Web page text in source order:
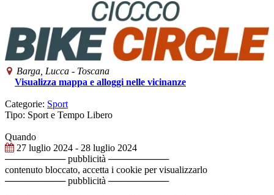
Barga , Lucca - Toscana
Visualizza mappa e alloggi nelle vicinanze
Categorie: Sport
Tipo: Sport e Tempo Libero
Quando
27 luglio 2024 - 28 luglio 2024
───────── pubblicità ─────────
contenuto bloccato, accetta i cookie per visualizzarlo
───────── pubblicità ─────────